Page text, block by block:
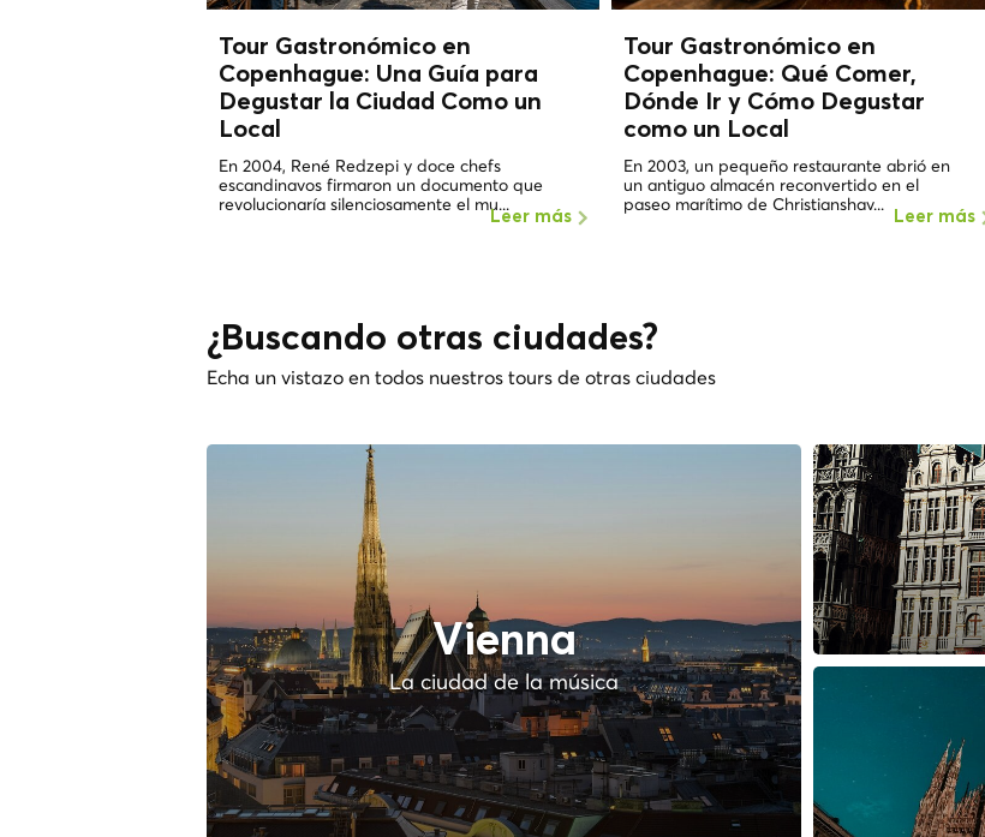
Tour Gastronómico en
Copenhague: Una Guía para
Degustar la Ciudad Como un
Local
En 2004, René Redzepi y doce chefs
escandinavos firmaron un documento que
revolucionaría silenciosamente el mu...
Leer más
Tour Gastronómico en
Copenhague: Qué Comer,
Dónde Ir y Cómo Degustar
como un Local
En 2003, un pequeño restaurante abrió en
un antiguo almacén reconvertido en el
paseo marítimo de Christianshav...
Leer más
¿Buscando otras ciudades?
Echa un vistazo en todos nuestros tours de otras ciudades
Vienna
La ciudad de la música